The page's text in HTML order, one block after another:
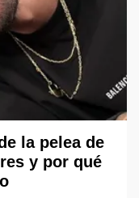
la pelea de
y por qué